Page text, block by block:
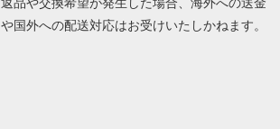
や国外への配送対応はお受けいたしかねます。